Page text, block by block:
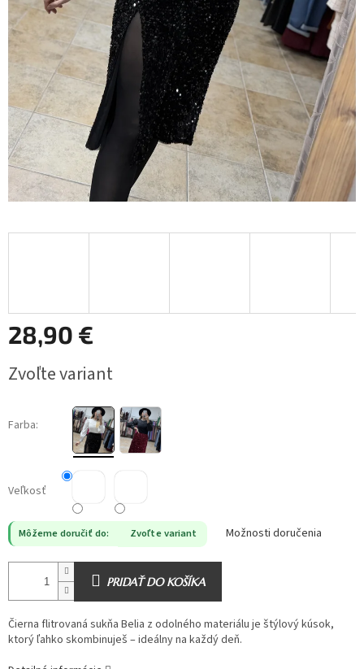
28,90 €
cena:
Zvoľte variant
Farba:
Veľkosť
Môžeme doručiť do: Zvoľte variant Možnosti doručenia
PRIDAŤ DO KOŠÍKA
Čierna flitrovaná sukňa Belia z odolného materiálu je štýlový kúsok,
ktorý ľahko skombinuješ – ideálny na každý deň.